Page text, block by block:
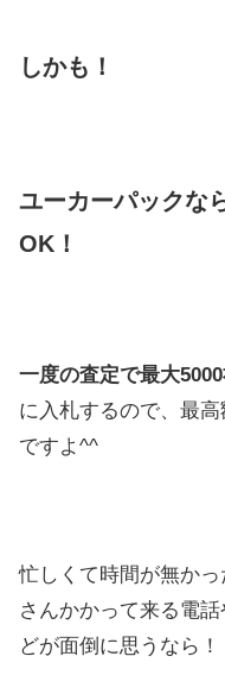
しかも！
ユーカーパックな
OK！
一度の査定で最大
に入札するので、最
ですよ^^
忙しくて時間が無かっ
さんかかって来る電
どが面倒に思うなら！